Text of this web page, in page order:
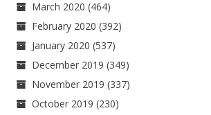
March 2020 (464)
February 2020 (392)
January 2020 (537)
December 2019 (349)
November 2019 (337)
October 2019 (230)